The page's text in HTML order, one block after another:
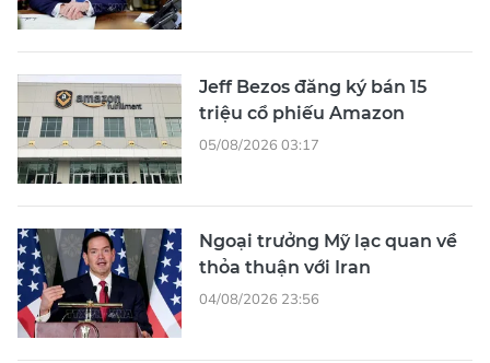
Jeff Bezos đăng ký bán 15
triệu cổ phiếu Amazon
05/08/2026 03:17
Ngoại trưởng Mỹ lạc quan về
thỏa thuận với Iran
04/08/2026 23:56